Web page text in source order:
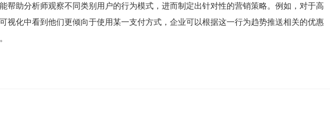
帮助分析师观察不同类别用户的行为模式，进而制定出针对性的营销策略。例如，对于高
视化中看到他们更倾向于使用某一支付方式，企业可以根据这一行为趋势推送相关的优惠